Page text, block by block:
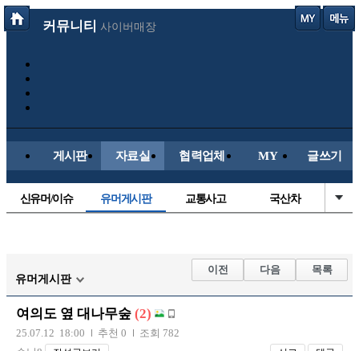
커뮤니티 사이버매장
게시판 자료실 협력업체 MY 글쓰기
신유머/이슈 유머게시판 교통사고 국산차
자유사진 군사/무기
트럭/버스
장착시공사진
유머게시판
이전 다음 목록
여의도 옆 대나무숲 (2)
25.07.12 18:00 추천 0
조회 782